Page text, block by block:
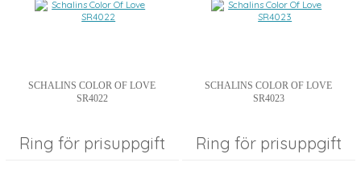
SCHALINS COLOR OF LOVE
SR4022
Ring för prisuppgift
SCHALINS COLOR OF LOVE
SR4023
Ring för prisuppgift